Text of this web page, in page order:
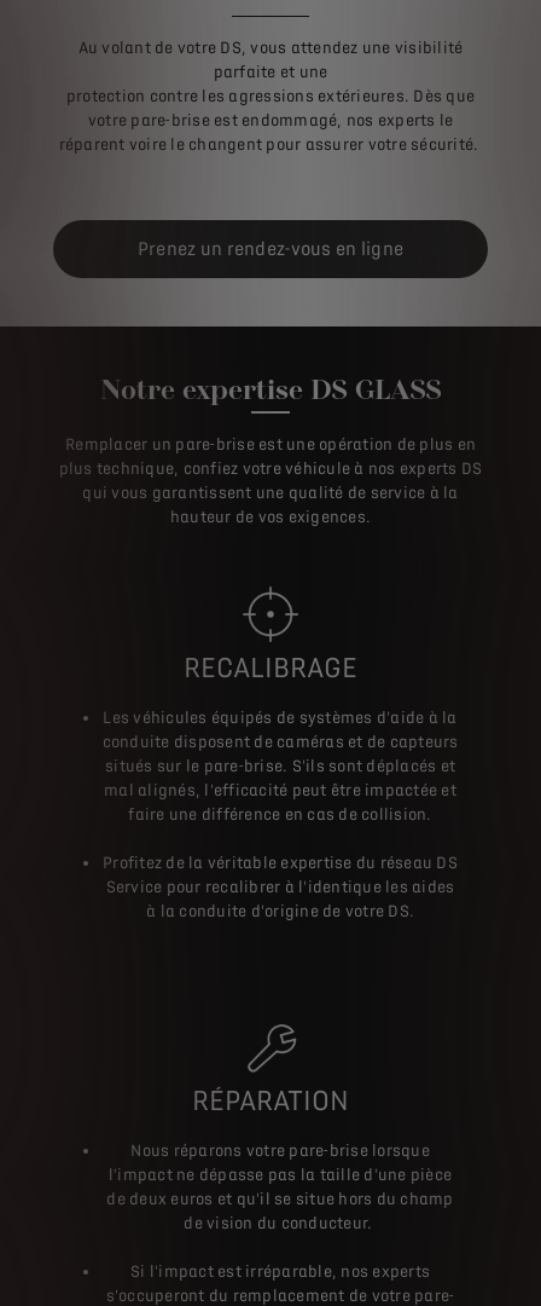
Au volant de votre DS, vous attendez une visibilité
parfaite et une
protection contre les agressions extérieures. Dès que
votre pare-brise est endommagé, nos experts le
réparent voire le changent pour assurer votre sécurité.
Prenez un rendez-vous en ligne
Notre expertise DS GLASS
Remplacer un pare-brise est une opération de plus en
plus technique, confiez votre véhicule à nos experts DS
qui vous garantissent une qualité de service à la
hauteur de vos exigences.
RECALIBRAGE
Les véhicules équipés de systèmes d'aide à la
conduite disposent de caméras et de capteurs
situés sur le pare-brise. S'ils sont déplacés et
mal alignés, l'efficacité peut être impactée et
faire une différence en cas de collision.
Profitez de la véritable expertise du réseau DS
Service pour recalibrer à l'identique les aides
à la conduite d'origine de votre DS.
RÉPARATION
Nous réparons votre pare-brise lorsque
l'impact ne dépasse pas la taille d'une pièce
de deux euros et qu'il se situe hors du champ
de vision du conducteur.
Si l'impact est irréparable, nos experts
s'occuperont du remplacement de votre pare-